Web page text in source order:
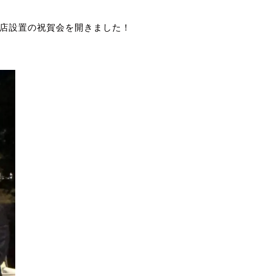
設置の祝賀会を開きました！